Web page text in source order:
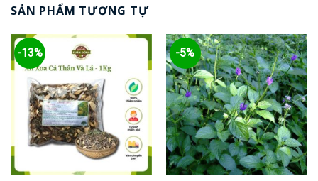
SẢN PHẨM TƯƠNG TỰ
-13% -5%